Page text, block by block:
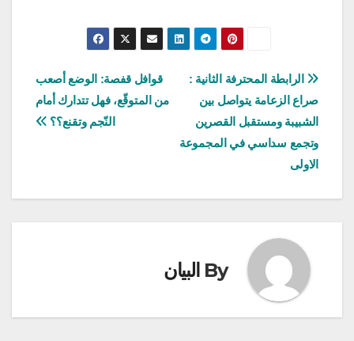
تصفّح
المقالات
قوافل قفصة: الوضع أصعب
من المتوقّع، فهل تتدارك أمام
النّجم وتقنع؟؟
الرابطة المحترفة الثانية :
صراع الزعامة يتواصل بين
الشبيبة ومستقبل القصرين
وتجمع سداسي في المجموعة
الاولى
By البيان